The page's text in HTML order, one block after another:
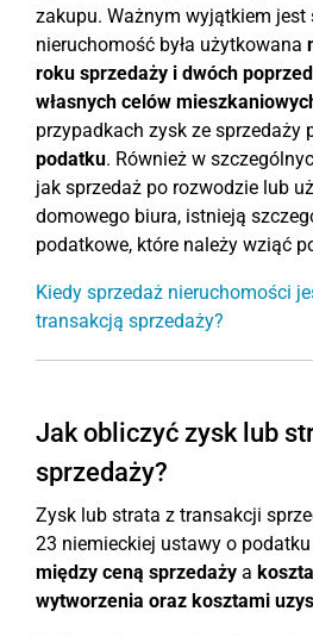
zakupu. Ważnym wyjątkiem jest
nieruchomość była użytkowana
roku sprzedaży i dwóch
własnych celów
przypadkach zysk ze sprzedaży
podatku. Również w
jak sprzedaż po rozwodzie lub
domowego biura, istnieją
podatkowe, które należy wziąć
Kiedy sprzedaż nieruchomości
transakcją sprzedaży?
Jak obliczyć zysk lub
sprzedaży?
Zysk lub strata z transakcji
23 niemieckiej ustawy o
między ceną sprzedaży a
wytworzenia oraz kosztami